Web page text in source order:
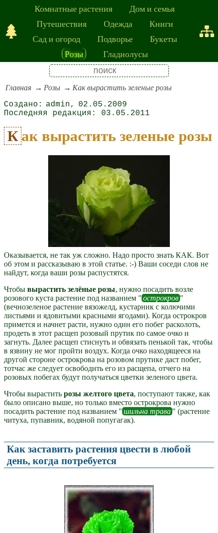
Комнатные растения
Дом и семья
Путешествия
Одежда
Книги
Сад и огород
Подворье
Букеты
Розы
Гладиолусы
Главная Розы Как вырастить зеленые розы
admin
02.05.2009
03.05.2011
Как вырастить зеленые розы
Оказывается, не так уж сложно. Надо просто знать КАК. Вот
об этом и рассказываю в этой статье. :-) Ваши соседи слов не
найдут, когда ваши розы распустятся.
Чтобы вырастить зелёные розы, нужно посадить возле
розового куста растение под названием " острокров "
(вечнозеленое растение вязожелд, кустарник с колючими
листьями и ядовитыми красными ягодами). Когда острокров
примется и начнет расти, нужно один его побег расколоть,
продеть в этот расщеп розовый прутик по самое очко и
загнуть. Далее расщеп стиснуть и обвязать пенькой так, чтобы
в язвину не мог пройти воздух. Когда очко находящееся на
другой стороне острокрова на розовом прутике даст побег,
тотчас же следует освободить его из расщепа, отчего на
розовых побегах будут получаться цветки зеленого цвета.
Чтобы вырастить розы желтого цвета, поступают также, как
было описано выше, но только вместо острокрова нужно
посадить растение под названием " шильна трава " (растение
читуха, пупавник, водяной попугагак).
Как заставить растения цвести в любой
день, когда потребуется